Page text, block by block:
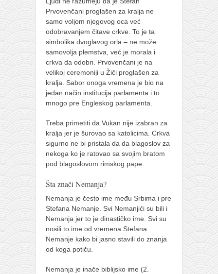
Prvovenčani proglašen za kralja ne
samo voljom njegovog oca već
odobravanjem čitave crkve. To je ta
simbolika dvoglavog orla – ne može
samovolja plemstva, već je morala i
crkva da odobri. Prvovenčani je na
velikoj ceremoniji u Žiči proglašen za
kralja. Sabor onoga vremena je bio na
jedan način institucija parlamenta i to
mnogo pre Engleskog parlamenta.
Treba primetiti da Vukan nije izabran za
kralja jer je šurovao sa katolicima. Crkva
sigurno ne bi pristala da da blagoslov za
nekoga ko je ratovao sa svojim bratom
pod blagoslovom rimskog pape.
Šta znači Nemanja?
Nemanja je često ime među Srbima i pre
Stefana Nemanje. Svi Nemanjići su bili i
Nemanja jer to je dinastičko ime. Svi su
nosili to ime od vremena Stefana
Nemanje kako bi jasno stavili do znanja
od koga potiču.
Nemanja je inače biblijsko ime (2.